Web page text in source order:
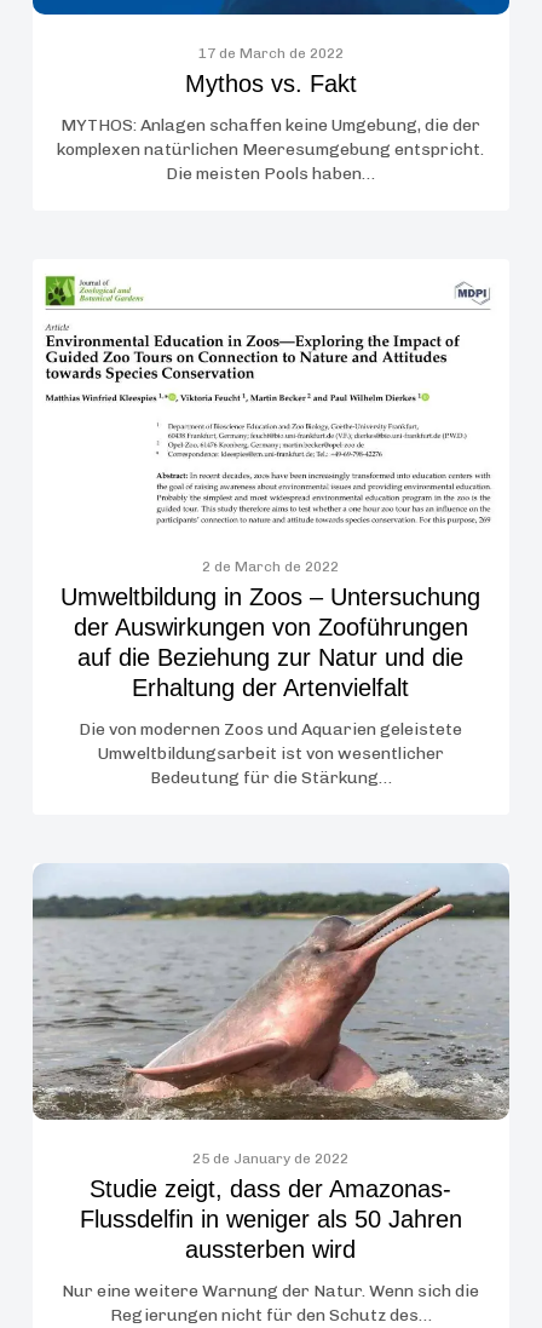
17 de March de 2022
Mythos vs. Fakt
MYTHOS: Anlagen schaffen keine Umgebung, die der
komplexen natürlichen Meeresumgebung entspricht.
Die meisten Pools haben…
in
Zoos
–
Untersuchung
der
Auswirkungen
von
Zooführungen
auf
die
Beziehung
zur
Natur
die
Erhaltung
2 de March de 2022
Umweltbildung in Zoos – Untersuchung
der Auswirkungen von Zooführungen
auf die Beziehung zur Natur und die
Erhaltung der Artenvielfalt
Die von modernen Zoos und Aquarien geleistete
Umweltbildungsarbeit ist von wesentlicher
Bedeutung für die Stärkung…
zeigt,
dass
der
Amazonas-
Flussdelfin
in
weniger
50
Jahren
aussterben
wird
25 de January de 2022
Studie zeigt, dass der Amazonas-
Flussdelfin in weniger als 50 Jahren
aussterben wird
Nur eine weitere Warnung der Natur. Wenn sich die
Regierungen nicht für den Schutz des…